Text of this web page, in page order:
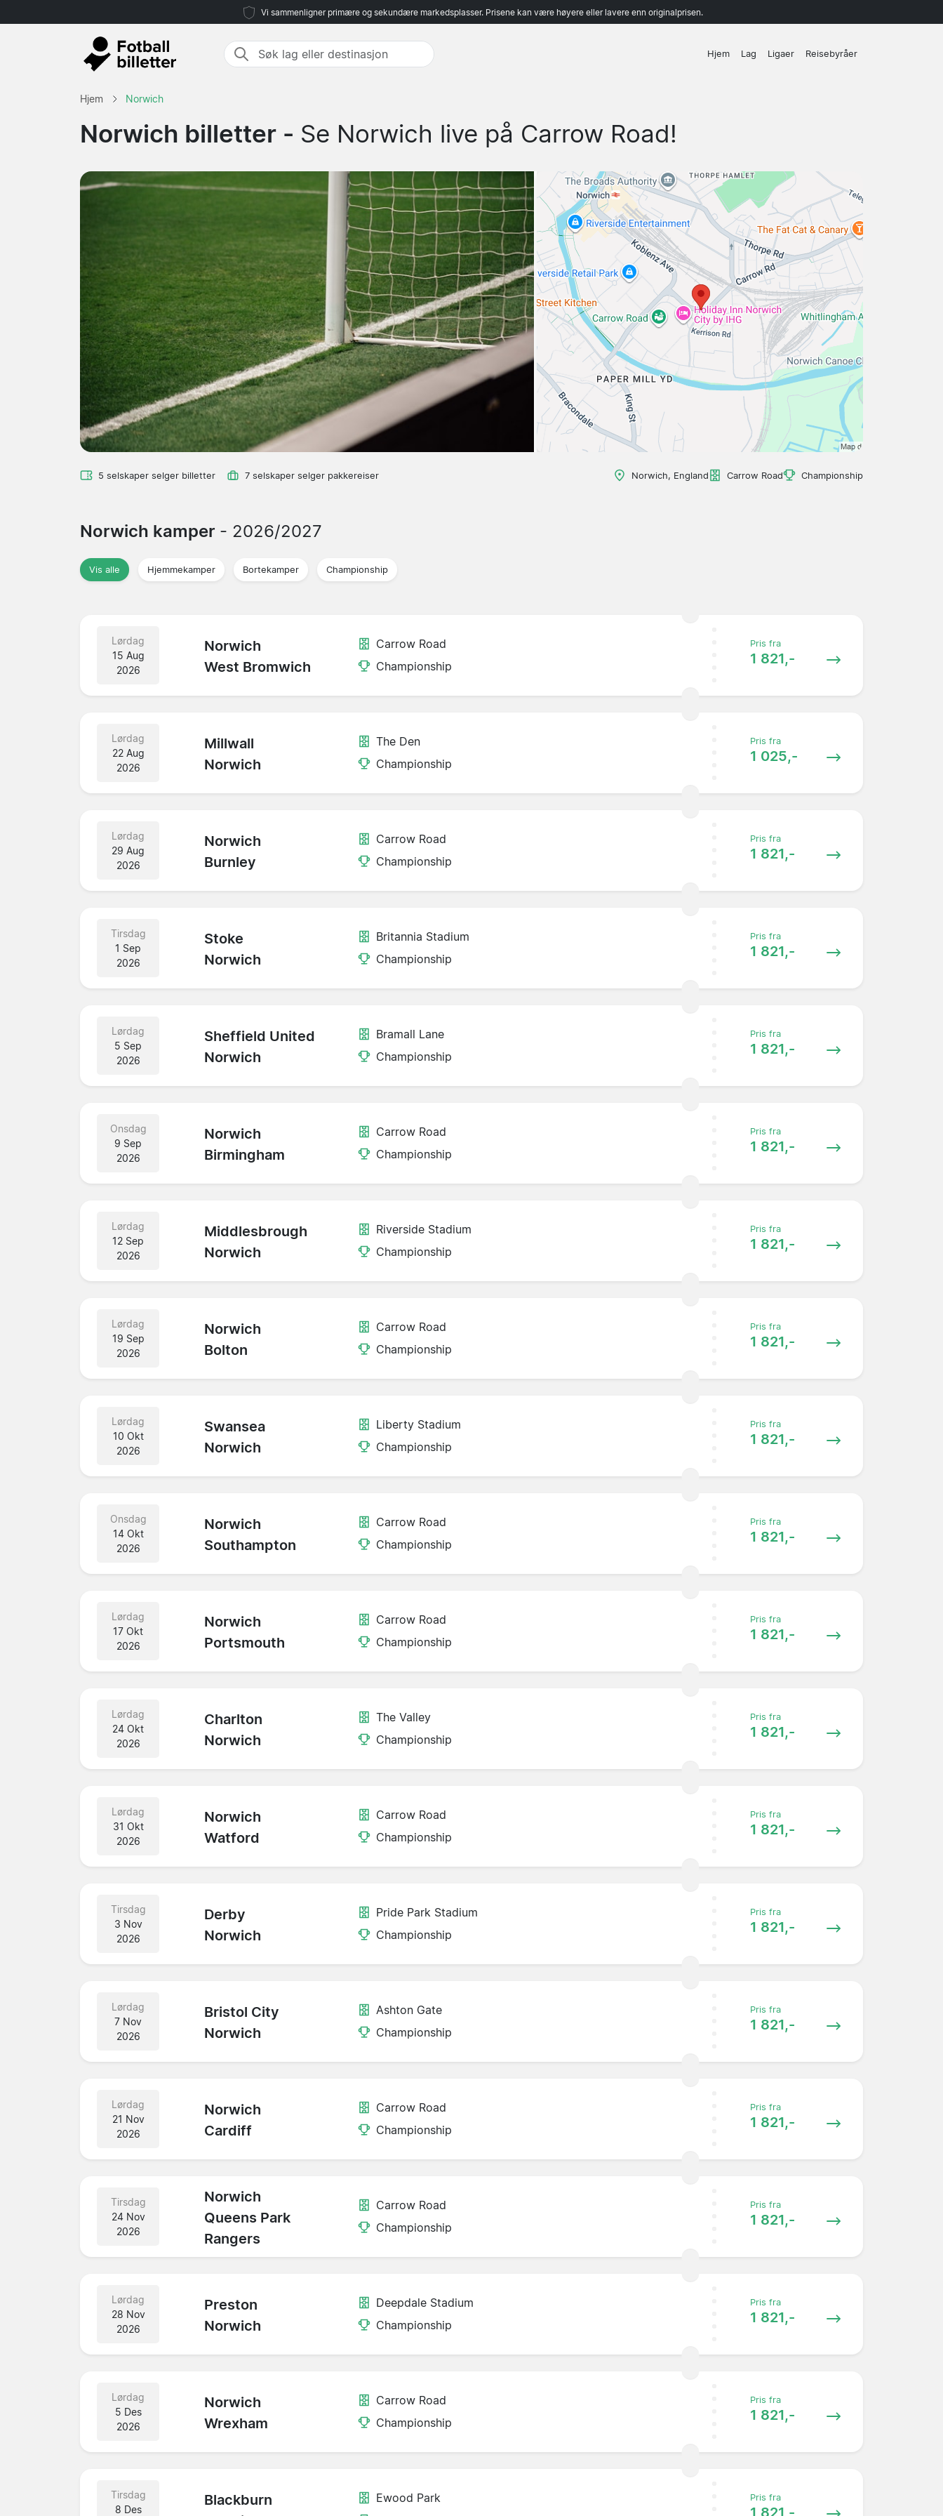
Vi sammenligner primære og sekundære markedsplasser. Prisene kan være høyere eller lavere enn originalprisen.
Hjem Lag Ligaer Reisebyråer
Hjem Norwich
Norwich billetter - Se Norwich live på Carrow Road!
5 selskaper selger billetter 7 selskaper selger pakkereiser Norwich, England Carrow Road Championship
Norwich kamper - 2026/2027
Vis alle Hjemmekamper Bortekamper Championship
Lørdag
15 Aug
2026
Norwich
West Bromwich
Carrow Road
Championship
Pris fra
1 821,-
Lørdag
22 Aug
2026
Millwall
Norwich
The Den
Championship
Pris fra
1 025,-
Lørdag
29 Aug
2026
Norwich
Burnley
Carrow Road
Championship
Pris fra
1 821,-
Tirsdag
1 Sep
2026
Stoke
Norwich
Britannia Stadium
Championship
Pris fra
1 821,-
Lørdag
5 Sep
2026
Sheffield United
Norwich
Bramall Lane
Championship
Pris fra
1 821,-
Onsdag
9 Sep
2026
Norwich
Birmingham
Carrow Road
Championship
Pris fra
1 821,-
Lørdag
12 Sep
2026
Middlesbrough
Norwich
Riverside Stadium
Championship
Pris fra
1 821,-
Lørdag
19 Sep
2026
Norwich
Bolton
Carrow Road
Championship
Pris fra
1 821,-
Lørdag
10 Okt
2026
Swansea
Norwich
Liberty Stadium
Championship
Pris fra
1 821,-
Onsdag
14 Okt
2026
Norwich
Southampton
Carrow Road
Championship
Pris fra
1 821,-
Lørdag
17 Okt
2026
Norwich
Portsmouth
Carrow Road
Championship
Pris fra
1 821,-
Lørdag
24 Okt
2026
Charlton
Norwich
The Valley
Championship
Pris fra
1 821,-
Lørdag
31 Okt
2026
Norwich
Watford
Carrow Road
Championship
Pris fra
1 821,-
Tirsdag
3 Nov
2026
Derby
Norwich
Pride Park Stadium
Championship
Pris fra
1 821,-
Lørdag
7 Nov
2026
Bristol City
Norwich
Ashton Gate
Championship
Pris fra
1 821,-
Lørdag
21 Nov
2026
Norwich
Cardiff
Carrow Road
Championship
Pris fra
1 821,-
Tirsdag
24 Nov
2026
Norwich
Queens Park
Rangers
Carrow Road
Championship
Pris fra
1 821,-
Lørdag
28 Nov
2026
Preston
Norwich
Deepdale Stadium
Championship
Pris fra
1 821,-
Lørdag
5 Des
2026
Norwich
Wrexham
Carrow Road
Championship
Pris fra
1 821,-
Tirsdag
8 Des
Blackburn
Ewood Park
Pris fra
1 821,-